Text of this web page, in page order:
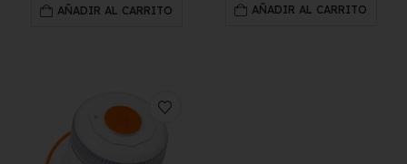
AÑADIR AL CARRITO AÑADIR AL CARRITO